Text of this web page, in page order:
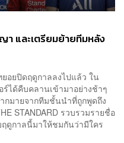
า และเตรียมย้ายทีมหลัง
อยปิดฤดูกาลลงไปแล้ว ใน
ได้คืบคลานเข้ามาอย่างช้าๆ
กมายจากทีมชั้นนำที่ถูกพูดถึง
STANDARD รวบรวมรายชื่อ
ดูกาลนี้มาให้ชมกันว่ามีใคร